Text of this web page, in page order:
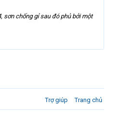
sơn chống gỉ sau đó phủ bởi một
Trợ giúp Trang chủ